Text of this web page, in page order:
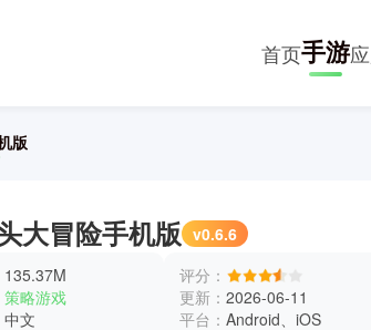
首页手游
版
大冒险手机版 v0.6.6
135.37M
策略游戏
中文
评分：
更新： 2026-06-11
平台： Android、iOS